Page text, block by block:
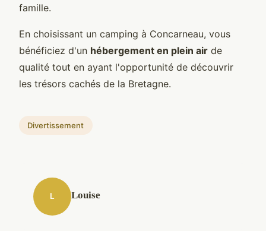
famille.
En choisissant un camping à Concarneau, vous
bénéficiez d'un hébergement en plein air de
qualité tout en ayant l'opportunité de découvrir
les trésors cachés de la Bretagne.
Divertissement
L Louise